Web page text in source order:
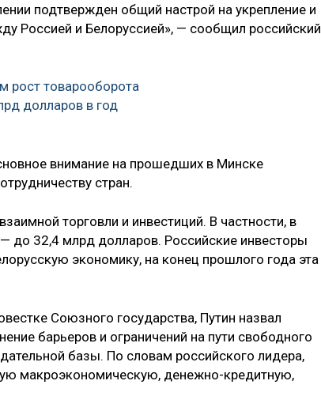
подтвержден общий настрой на укрепление и
Россией и Белоруссией», — сообщил российский
рост товарооборота
долларов в год
внимание на прошедших в Минске
стран.
торговли и инвестиций. В частности, в
до 32,4 млрд долларов. Российские инвесторы
экономику, на конец прошлого года эта
Союзного государства, Путин назвал
барьеров и ограничений на пути свободного
базы. По словам российского лидера,
макроэкономическую, денежно-кредитную,